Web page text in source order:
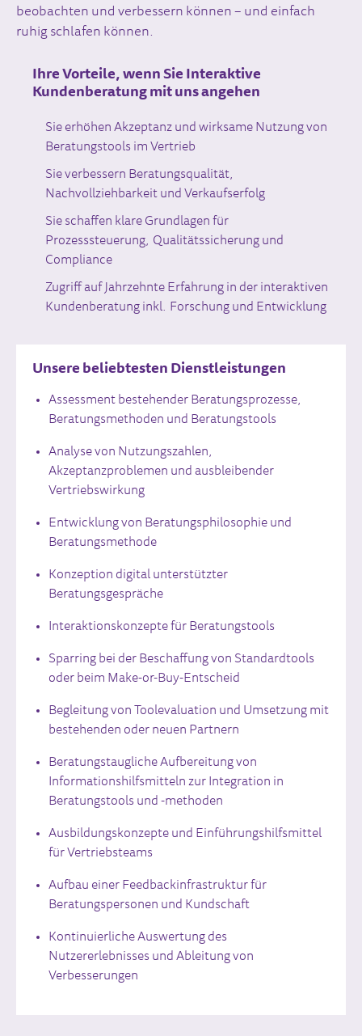
beobachten und verbessern können – und einfach
ruhig schlafen können.
Ihre Vorteile, wenn Sie Interaktive
Kundenberatung mit uns angehen
Sie erhöhen Akzeptanz und wirksame Nutzung von
Beratungstools im Vertrieb
Sie verbessern Beratungsqualität,
Nachvollziehbarkeit und Verkaufserfolg
Sie schaffen klare Grundlagen für
Prozesssteuerung, Qualitätssicherung und
Compliance
Zugriff auf Jahrzehnte Erfahrung in der interaktiven
Kundenberatung inkl. Forschung und Entwicklung
Unsere beliebtesten Dienstleistungen
Assessment bestehender Beratungsprozesse,
Beratungsmethoden und Beratungstools
Analyse von Nutzungszahlen,
Akzeptanzproblemen und ausbleibender
Vertriebswirkung
Entwicklung von Beratungsphilosophie und
Beratungsmethode
Konzeption digital unterstützter
Beratungsgespräche
Interaktionskonzepte für Beratungstools
Sparring bei der Beschaffung von Standardtools
oder beim Make-or-Buy-Entscheid
Begleitung von Toolevaluation und Umsetzung mit
bestehenden oder neuen Partnern
Beratungstaugliche Aufbereitung von
Informationshilfsmitteln zur Integration in
Beratungstools und -methoden
Ausbildungskonzepte und Einführungshilfsmittel
für Vertriebsteams
Aufbau einer Feedbackinfrastruktur für
Beratungspersonen und Kundschaft
Kontinuierliche Auswertung des
Nutzererlebnisses und Ableitung von
Verbesserungen